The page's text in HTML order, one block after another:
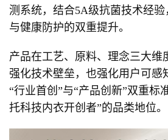
测系统，结合5A级抗菌技术经
与健康防护的双重提升。
产品在工艺、原料、理念三大维
强化技术壁垒，也强化用户可感
“行业首创”与“产品创新”双重标
托科技内衣开创者”的品类地位。